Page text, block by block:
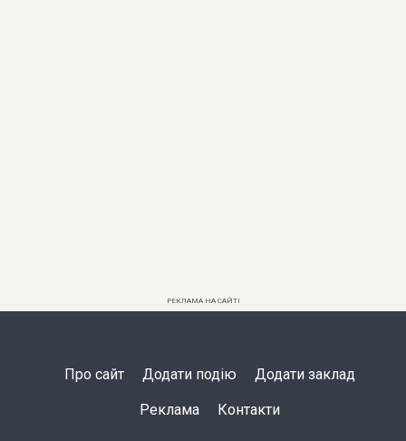
РЕКЛАМА НА САЙТІ
Про сайт Додати подію Додати заклад
Реклама Контакти